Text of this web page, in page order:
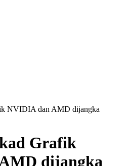
NVIDIA dan AMD dijangka
Grafik
dijangka